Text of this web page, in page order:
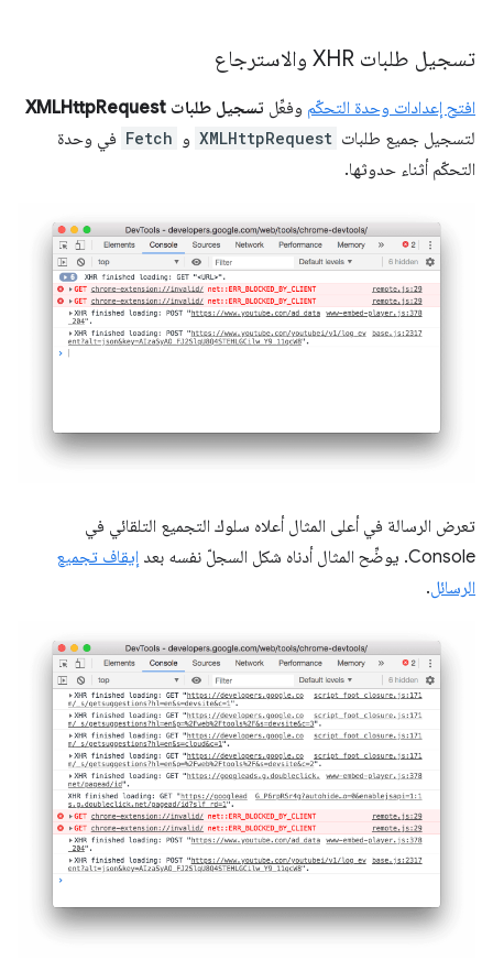
تسجيل طلبات XHR والاسترجاع
افتح إعدادات وحدة التحكّم وفعِّل تسجيل طلبات XMLHttpRequest
لتسجيل جميع طلبات XMLHttpRequest و Fetch في وحدة
التحكّم أثناء حدوثها.
تعرض الرسالة في أعلى المثال أعلاه سلوك التجميع التلقائي في
Console. يوضِّح المثال أدناه شكل السجلّ نفسه بعد
إيقاف تجميع
الرسائل.